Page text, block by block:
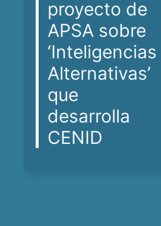
proyecto de
APSA sobre
‘Inteligencias
Alternativas’
que
desarrolla
CENID